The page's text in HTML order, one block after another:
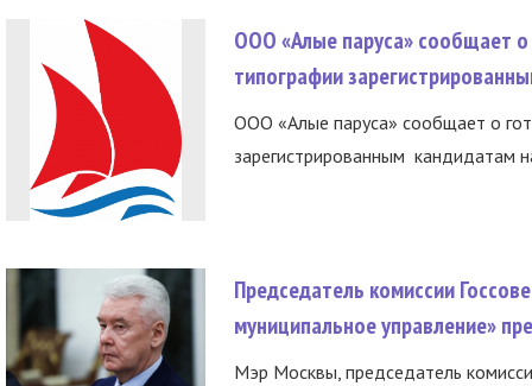
ООО «Алые паруса» сообщает о
типографии
ООО «Алые паруса» сообщает о
зарегистрированным кандидатам
Председатель комиссии
муниципальное управление»
Мэр Москвы, председатель